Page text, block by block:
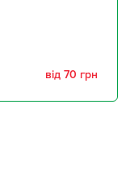
від 70 грн